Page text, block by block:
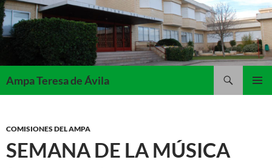
Saltar
al
contenido
Ampa Teresa de Ávila
COMISIONES DEL AMPA
SEMANA DE LA MÚSICA